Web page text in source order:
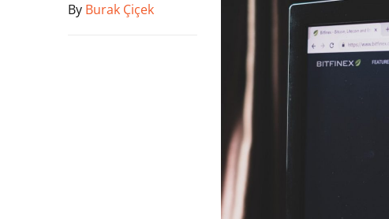
By Burak Çiçek